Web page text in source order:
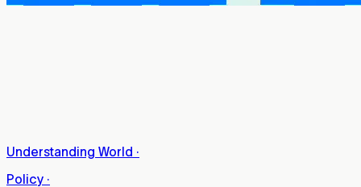
Understanding World ·
Policy ·